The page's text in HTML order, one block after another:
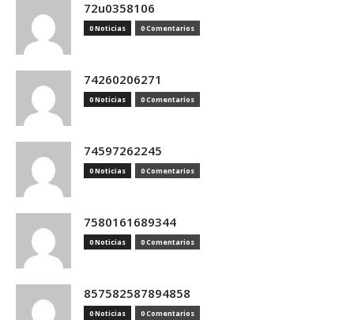
72u0358106
0 Noticias 0 Comentarios
74260206271
0 Noticias 0 Comentarios
74597262245
0 Noticias 0 Comentarios
7580161689344
0 Noticias 0 Comentarios
857582587894858
0 Noticias 0 Comentarios